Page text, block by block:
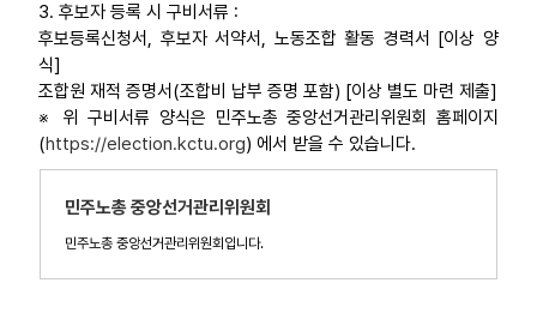
3. 후보자 등록 시 구비서류 :
후보등록신청서, 후보자 서약서, 노동조합 활동 경력서 [이상 양
식]
조합원 재적 증명서(조합비 납부 증명 포함) [이상 별도 마련 제출]
※ 위 구비서류 양식은 민주노총 중앙선거관리위원회 홈페이지
(https://election.kctu.org) 에서 받을 수 있습니다.
민주노총 중앙선거관리위원회
민주노총 중앙선거관리위원회입니다.